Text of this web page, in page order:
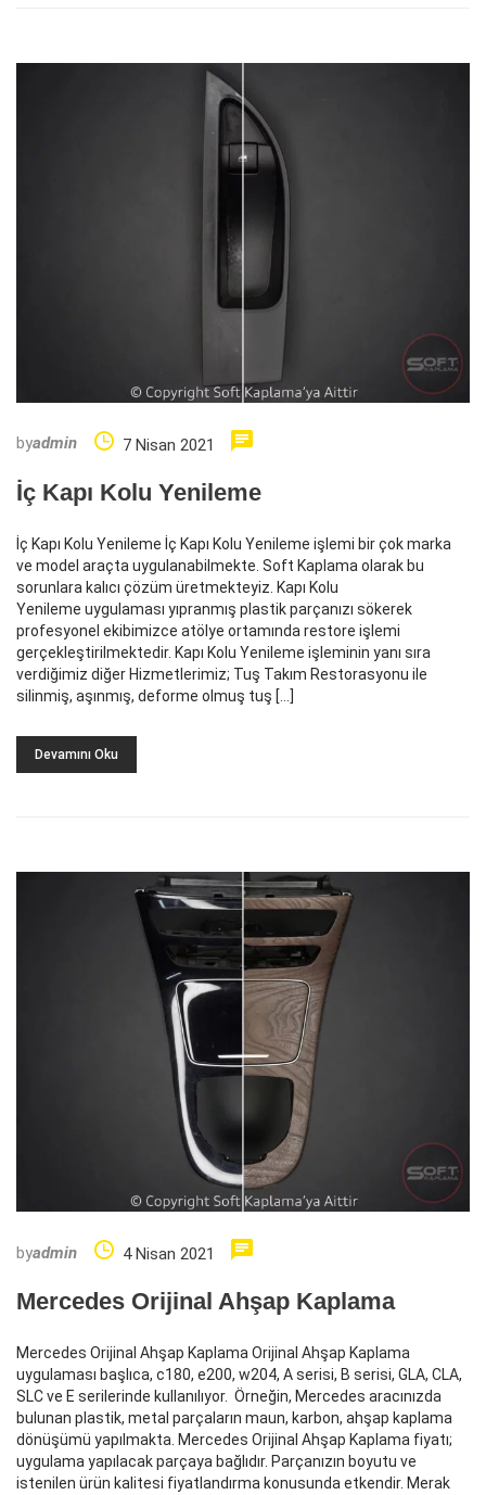
byadmin 7 Nisan 2021
İç Kapı Kolu Yenileme
İç Kapı Kolu Yenileme İç Kapı Kolu Yenileme işlemi bir çok marka
ve model araçta uygulanabilmekte. Soft Kaplama olarak bu
sorunlara kalıcı çözüm üretmekteyiz. Kapı Kolu
Yenileme uygulaması yıpranmış plastik parçanızı sökerek
profesyonel ekibimizce atölye ortamında restore işlemi
gerçekleştirilmektedir. Kapı Kolu Yenileme işleminin yanı sıra
verdiğimiz diğer Hizmetlerimiz; Tuş Takım Restorasyonu ile
silinmiş, aşınmış, deforme olmuş tuş […]
Devamını Oku
byadmin 4 Nisan 2021
Mercedes Orijinal Ahşap Kaplama
Mercedes Orijinal Ahşap Kaplama Orijinal Ahşap Kaplama
uygulaması başlıca, c180, e200, w204, A serisi, B serisi, GLA, CLA,
SLC ve E serilerinde kullanılıyor. Örneğin, Mercedes aracınızda
bulunan plastik, metal parçaların maun, karbon, ahşap kaplama
dönüşümü yapılmakta. Mercedes Orijinal Ahşap Kaplama fiyatı;
uygulama yapılacak parçaya bağlıdır. Parçanızın boyutu ve
istenilen ürün kalitesi fiyatlandırma konusunda etkendir. Merak